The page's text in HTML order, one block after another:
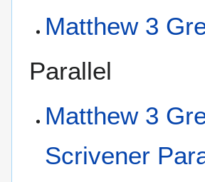
Matthew 3
Parallel
Matthew 3
Scrivener